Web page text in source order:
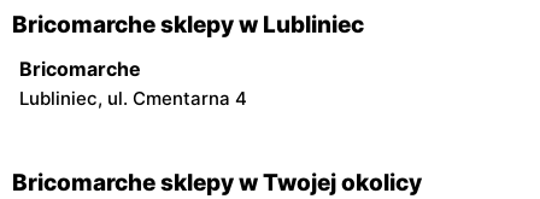
Bricomarche sklepy w Lubliniec
Bricomarche
Lubliniec, ul. Cmentarna 4
Bricomarche sklepy w Twojej okolicy